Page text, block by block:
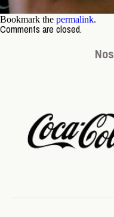
Bookmark the permalink.
Comments are closed.